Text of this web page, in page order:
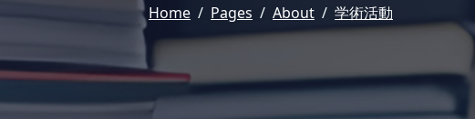
Home Pages About 学術活動